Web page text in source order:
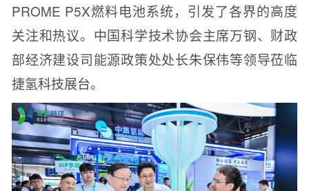
PROME P5X燃料电池系统，引发了各界的高度
关注和热议。中国科学技术协会主席万钢、财政
部经济建设司能源政策处处长朱保伟等领导莅临
捷氢科技展台。